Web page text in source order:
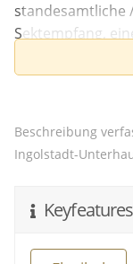
standesamtliche
Sektempfang,
nach einer
der richtigen
Mein Name ist
Nichts geht
Beschreibung
Ingolstadt-
Keyfeatures